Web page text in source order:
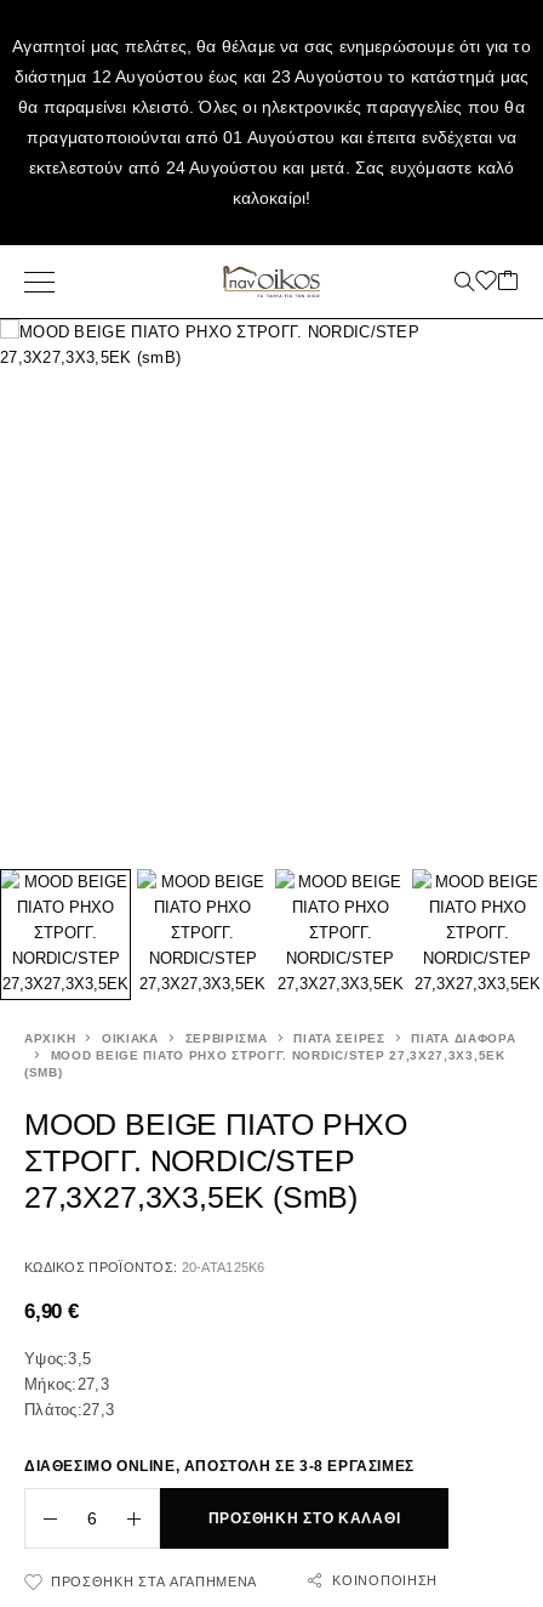
Αγαπητοί μας πελάτες, θα θέλαμε να σας ενημερώσουμε ότι για το
διάστημα 12 Αυγούστου έως και 23 Αυγούστου το κατάστημά μας
θα παραμείνει κλειστό. Όλες οι ηλεκτρονικές παραγγελίες που θα
πραγματοποιούνται από 01 Αυγούστου και έπειτα ενδέχεται να
εκτελεστούν από 24 Αυγούστου και μετά. Σας ευχόμαστε καλό
καλοκαίρι!
ΑΡΧΙΚΉ ΟΙΚΙΑΚΑ ΣΕΡΒΙΡΙΣΜΑ ΠΙΑΤΑ ΣΕΙΡΕΣ
ΠΙΑΤΑ ΔΙΑΦΟΡΑ
MOOD BEIGE ΠΙΑΤΟ ΡΗΧΟ ΣΤΡΟΓΓ. NORDIC/STEP 27,3Χ27,3Χ3,5ΕΚ
(SMB)
MOOD BEIGE ΠΙΑΤΟ ΡΗΧΟ
ΣΤΡΟΓΓ. NORDIC/STEP
27,3Χ27,3Χ3,5ΕΚ (smB)
ΚΩΔΙΚΌΣ ΠΡΟΪΌΝΤΟΣ: 20-ATA125K6
6,90€
Υψος:3,5
Μήκος:27,3
Πλάτος:27,3
ΔΙΑΘΕΣΙΜΟ ONLINE, ΑΠΟΣΤΟΛΗ ΣΕ 3-8 ΕΡΓΑΣΙΜΕΣ
ΠΡΟΣΘΉΚΗ ΣΤΟ ΚΑΛΆΘΙ
ΠΡΟΣΘΉΚΗ ΣΤΑ ΑΓΑΠΗΜΈΝΑ ΚΟΙΝΟΠΟΊΗΣΗ